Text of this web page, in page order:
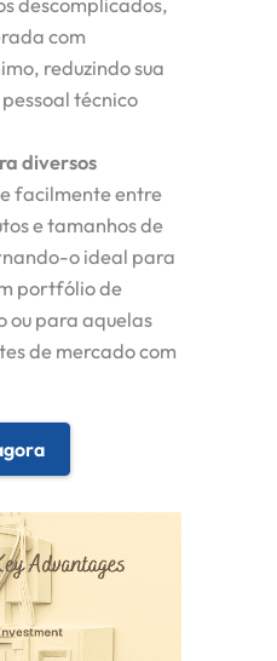
com
reduzindo sua
técnico
diversos
facilmente entre
e tamanhos de
o ideal para
portfólio de
ou para aquelas
de mercado com